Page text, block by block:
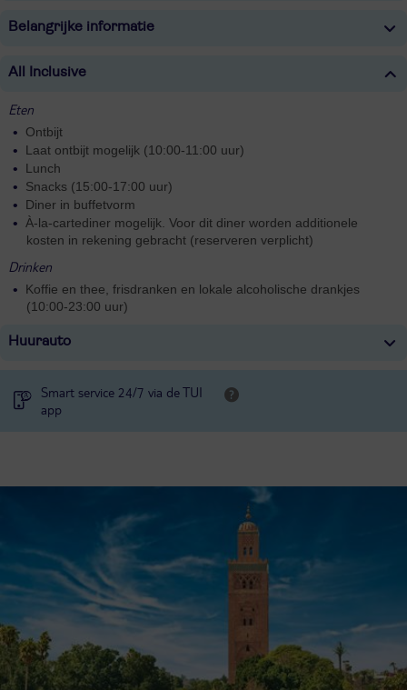
Belangrijke informatie
All Inclusive
Eten
Ontbijt
Laat ontbijt mogelijk (10:00-11:00 uur)
Lunch
Snacks (15:00-17:00 uur)
Diner in buffetvorm
À-la-cartediner mogelijk. Voor dit diner worden additionele
kosten in rekening gebracht (reserveren verplicht)
Drinken
Koffie en thee, frisdranken en lokale alcoholische drankjes
(10:00-23:00 uur)
Huurauto
Smart service 24/7 via de TUI
app